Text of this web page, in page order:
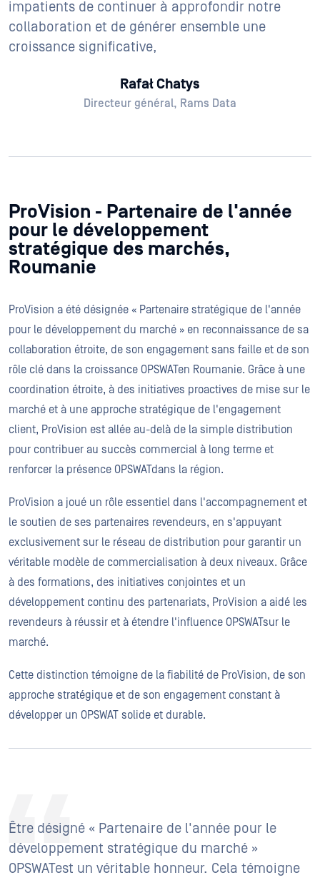
impatients de continuer à approfondir notre
collaboration et de générer ensemble une
croissance significative,
Rafał Chatys
Directeur général, Rams Data
ProVision - Partenaire de l'année
pour le développement
stratégique des marchés,
Roumanie
ProVision a été désignée « Partenaire stratégique de l'année
pour le développement du marché » en reconnaissance de sa
collaboration étroite, de son engagement sans faille et de son
rôle clé dans la croissance OPSWATen Roumanie. Grâce à une
coordination étroite, à des initiatives proactives de mise sur le
marché et à une approche stratégique de l'engagement
client, ProVision est allée au-delà de la simple distribution
pour contribuer au succès commercial à long terme et
renforcer la présence OPSWATdans la région.
ProVision a joué un rôle essentiel dans l'accompagnement et
le soutien de ses partenaires revendeurs, en s'appuyant
exclusivement sur le réseau de distribution pour garantir un
véritable modèle de commercialisation à deux niveaux. Grâce
à des formations, des initiatives conjointes et un
développement continu des partenariats, ProVision a aidé les
revendeurs à réussir et à étendre l'influence OPSWATsur le
marché.
Cette distinction témoigne de la fiabilité de ProVision, de son
approche stratégique et de son engagement constant à
développer un OPSWAT solide et durable.
Être désigné « Partenaire de l'année pour le
développement stratégique du marché »
OPSWATest un véritable honneur. Cela témoigne